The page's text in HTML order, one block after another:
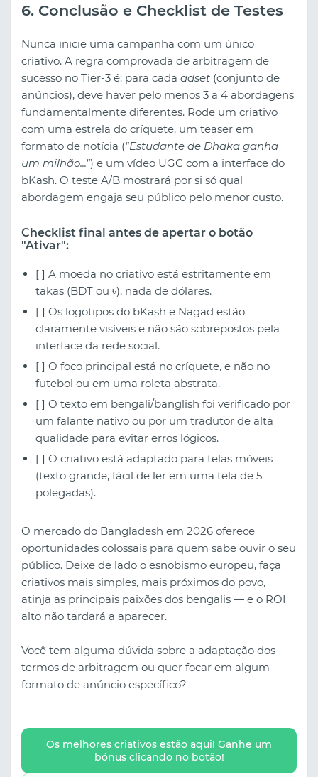
6. Conclusão e Checklist de Testes
Nunca inicie uma campanha com um único
criativo. A regra comprovada de arbitragem de
sucesso no Tier-3 é: para cada adset (conjunto de
anúncios), deve haver pelo menos 3 a 4 abordagens
fundamentalmente diferentes. Rode um criativo
com uma estrela do críquete, um teaser em
formato de notícia ("Estudante de Dhaka ganha
um milhão...") e um vídeo UGC com a interface do
bKash. O teste A/B mostrará por si só qual
abordagem engaja seu público pelo menor custo.
Checklist final antes de apertar o botão
"Ativar":
[ ] A moeda no criativo está estritamente em
takas (BDT ou ৳), nada de dólares.
[ ] Os logotipos do bKash e Nagad estão
claramente visíveis e não são sobrepostos pela
interface da rede social.
[ ] O foco principal está no críquete, e não no
futebol ou em uma roleta abstrata.
[ ] O texto em bengali/banglish foi verificado por
um falante nativo ou por um tradutor de alta
qualidade para evitar erros lógicos.
[ ] O criativo está adaptado para telas móveis
(texto grande, fácil de ler em uma tela de 5
polegadas).
O mercado do Bangladesh em 2026 oferece
oportunidades colossais para quem sabe ouvir o seu
público. Deixe de lado o esnobismo europeu, faça
criativos mais simples, mais próximos do povo,
atinja as principais paixões dos bengalis — e o ROI
alto não tardará a aparecer.
Você tem alguma dúvida sobre a adaptação dos
termos de arbitragem ou quer focar em algum
formato de anúncio específico?
Os melhores criativos estão aqui! Ganhe um
bónus clicando no botão!